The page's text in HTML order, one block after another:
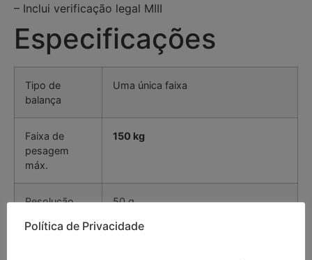
– Inclui verificação legal MIII
Especificações
Tipo de
balança
Uma única faixa
Faixa de
pesagem
máx.
150 kg
Resolução 50 g
Política de Privacidade